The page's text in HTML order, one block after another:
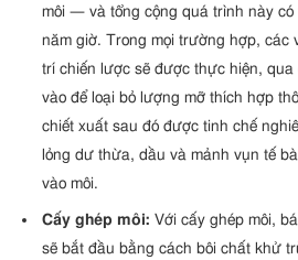
môi — và tổng cộng quá trình này có
năm giờ. Trong mọi trường hợp, các
trí chiến lược sẽ được thực hiện,
vào để loại bỏ lượng mỡ thích hợp
chiết xuất sau đó được tinh chế
lỏng dư thừa, dầu và mảnh vụn tế
vào môi.
Cấy ghép môi: Với cấy ghép môi,
sẽ bắt đầu bằng cách bôi chất khử